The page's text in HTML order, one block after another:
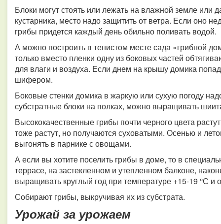
Блоки могут стоять или лежать на влажной земле или
кустарника, место надо защитить от ветра. Если оно
грибы придется каждый день обильно поливать водой.
А можно построить в тенистом месте сада «грибной
только вместо пленки одну из боковых частей
для влаги и воздуха. Если днем на крышу домика
шифером.
Боковые стенки домика в жаркую или сухую погоду
субстратные блоки на полках, можно выращивать
Высококачественные грибы почти черного цвета
тоже растут, но получаются суховатыми. Осенью и
выгонять в парнике с овощами.
А если вы хотите поселить грибы в доме, то в
террасе, на застекленном и утепленном балконе,
выращивать круглый год при температуре +15-19 °С и
Собирают грибы, выкручивая их из субстрата.
Урожай за урожаем